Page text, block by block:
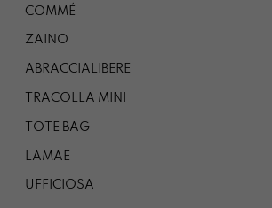
COMMÉ
ZAINO
ABRACCIALIBERE
TRACOLLA MINI
TOTE BAG
LAMAE
UFFICIOSA